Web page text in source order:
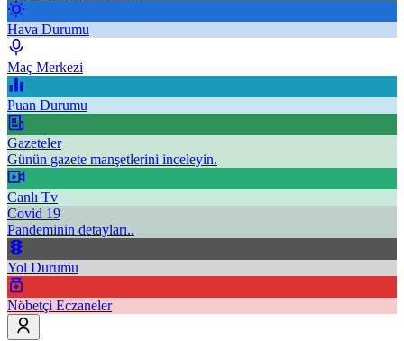
Hava Durumu
Maç Merkezi
Puan Durumu
Gazeteler
Günün gazete manşetlerini inceleyin.
Canlı Tv
Covid 19
Pandeminin detayları..
Yol Durumu
Nöbetçi Eczaneler